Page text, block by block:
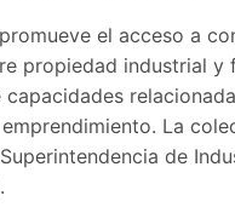
el acceso a
propiedad industrial y
La
de